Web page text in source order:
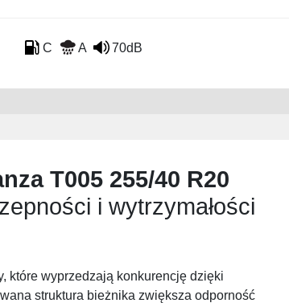
C A 70dB
T005 255/40 R20
i wytrzymałości
które wyprzedzają konkurencję dzięki
struktura bieżnika zwiększa odporność